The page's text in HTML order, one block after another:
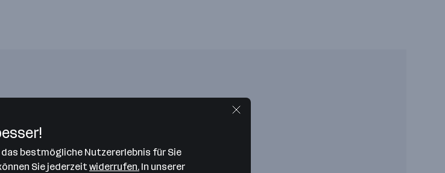
zu, um diese Karte
anzuzeigen.
geben
bestmögliche Nutzererlebnis für Sie
Sie jederzeit widerrufen. In unserer